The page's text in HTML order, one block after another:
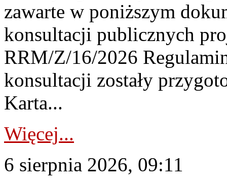
zawarte w poniższym
konsultacji publicznych
RRM/Z/16/2026
konsultacji zostały
Karta...
Więcej...
6 sierpnia 2026, 09:11